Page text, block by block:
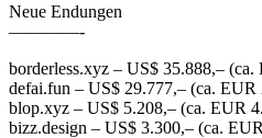
Neue Endungen
————-
borderless.xyz – US$ 35.888,–
defai.fun – US$ 29.777,– (ca. EUR
blop.xyz – US$ 5.208,– (ca. EUR
bizz.design – US$ 3.300,– (ca.